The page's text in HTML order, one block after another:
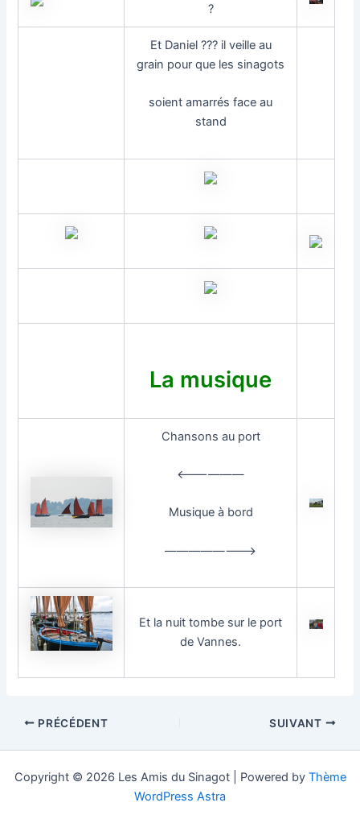
?
Et Daniel ??? il veille au
grain pour que les sinagots
soient amarrés face au
stand
La musique
Chansons au port
<——————
Musique à bord
———————–>
Et la nuit tombe sur le port
de Vannes.
NavigationPRÉCÉDENT SUIVANT
Copyright © 2026 Les Amis du Sinagot | Powered by Thème
WordPress Astra